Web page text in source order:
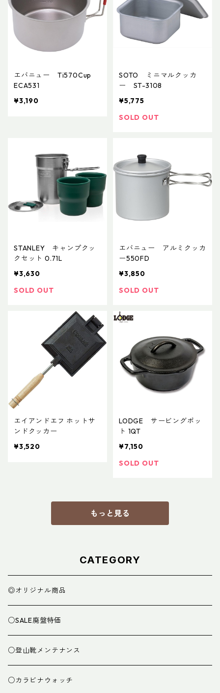
エバニュー Ti570Cup
ECA531
¥3,190
SOTO ミニマルクッカ
ー ST-3108
¥5,775
SOLD OUT
STANLEY キャンプクッ
クセット 0.71L
¥3,630
SOLD OUT
エバニュー アルミクッカ
ー550FD
¥3,850
SOLD OUT
エイアンドエフ ホットサ
ンドクッカー
¥3,520
LODGE サービングポッ
ト 1QT
¥7,150
SOLD OUT
もっと見る
CATEGORY
◎オリジナル商品
○SALE廃盤特価
○登山靴メンテナンス
○カラビナウォッチ